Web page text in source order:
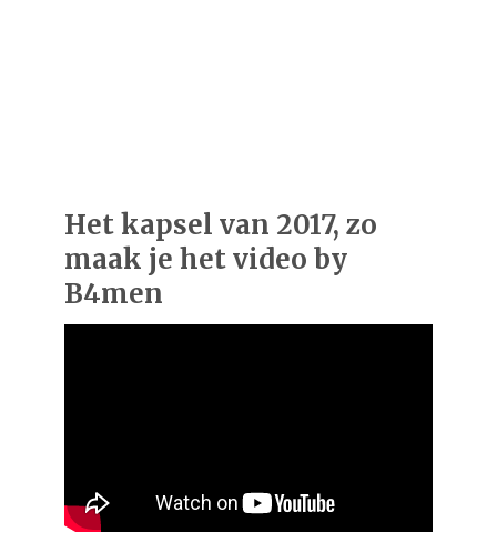
Het kapsel van 2017, zo
maak je het video by
B4men